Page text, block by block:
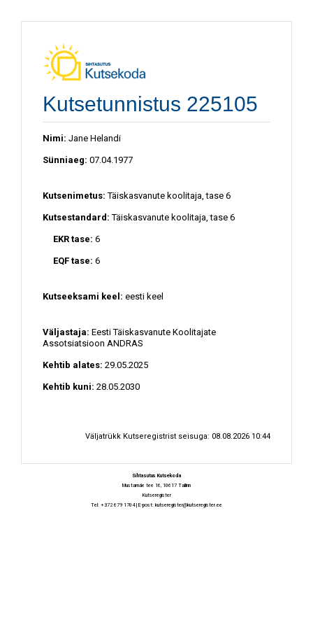
Kutsetunnistus 225105
Nimi: Jane Helandi
Sünniaeg: 07.04.1977
Kutsenimetus:Täiskasvanute koolitaja, tase 6
Kutsestandard:Täiskasvanute koolitaja, tase 6
EKR tase: 6
EQF tase: 6
Kutseeksami keel: eesti keel
Väljastaja: Eesti Täiskasvanute Koolitajate
Assotsiatsioon ANDRAS
Kehtib alates: 29.05.2025
Kehtib kuni: 28.05.2030
Väljatrükk Kutseregistrist seisuga: 08.08.2026 10:44
Sihtasutus Kutsekoda
Mustamäe tee 16, 10617 Tallinn
Kutseregister
Tel: +372 679 1704 | E-post: kutseregister@kutseregister.ee